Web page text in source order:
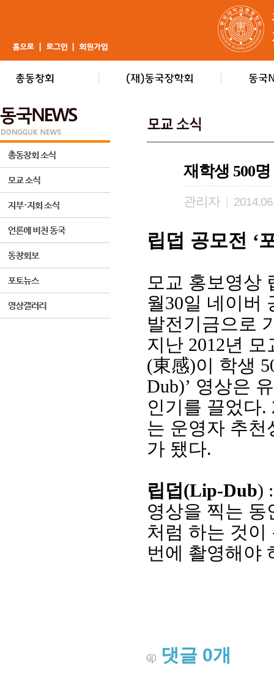
재학생 500
관리자
립덥 공모전 ‘
모교 홍보영상
월30일 네이버
발전기금으로
지난 2012년 모
(東感)이 학생
Dub)’ 영상은
인기를 끌었다.
는 운영자 추
가 됐다.
립덥(Lip-Dub)
영상을 찍는 동
처럼 하는 것이
번에 촬영해야
댓글 0개